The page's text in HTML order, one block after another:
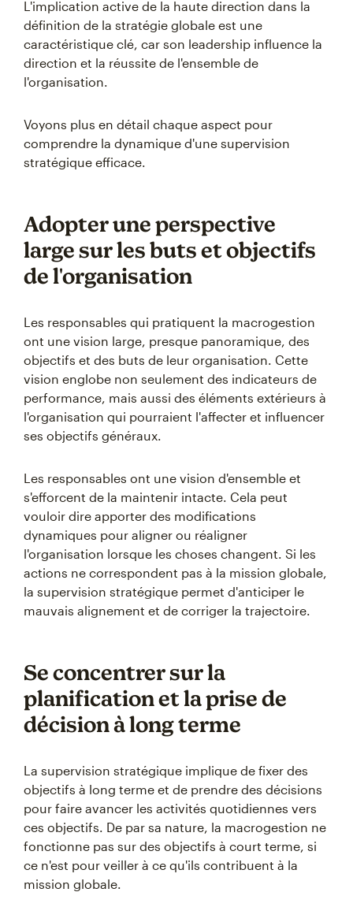
L'implication active de la haute direction dans la
définition de la stratégie globale est une
caractéristique clé, car son leadership influence la
direction et la réussite de l'ensemble de
l'organisation.
Voyons plus en détail chaque aspect pour
comprendre la dynamique d'une supervision
stratégique efficace.
Adopter une perspective
large sur les buts et objectifs
de l'organisation
Les responsables qui pratiquent la macrogestion
ont une vision large, presque panoramique, des
objectifs et des buts de leur organisation. Cette
vision englobe non seulement des indicateurs de
performance, mais aussi des éléments extérieurs à
l'organisation qui pourraient l'affecter et influencer
ses objectifs généraux.
Les responsables ont une vision d'ensemble et
s'efforcent de la maintenir intacte. Cela peut
vouloir dire apporter des modifications
dynamiques pour aligner ou réaligner
l'organisation lorsque les choses changent. Si les
actions ne correspondent pas à la mission globale,
la supervision stratégique permet d'anticiper le
mauvais alignement et de corriger la trajectoire.
Se concentrer sur la
planification et la prise de
décision à long terme
La supervision stratégique implique de fixer des
objectifs à long terme et de prendre des décisions
pour faire avancer les activités quotidiennes vers
ces objectifs. De par sa nature, la macrogestion ne
fonctionne pas sur des objectifs à court terme, si
ce n'est pour veiller à ce qu'ils contribuent à la
mission globale.